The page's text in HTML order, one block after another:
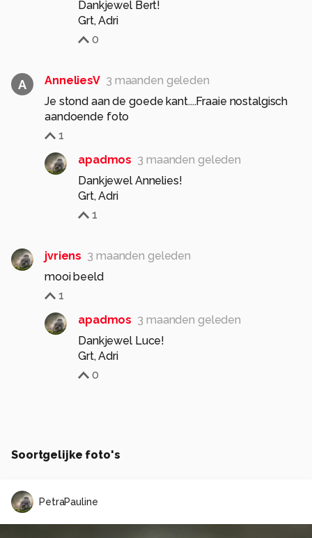
Dankjewel Bert!
Grt, Adri
0
A AnneliesV 3 maanden geleden
Je stond aan de goede kant....Fraaie nostalgisch
aandoende foto
1
apadmos 3 maanden geleden
Dankjewel Annelies!
Grt, Adri
1
jvriens 3 maanden geleden
mooi beeld
1
apadmos 3 maanden geleden
Dankjewel Luce!
Grt, Adri
0
Soortgelijke foto's
PetraPauline